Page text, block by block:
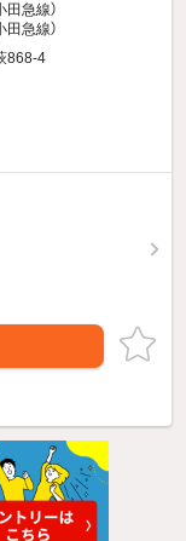
田急線）
田急線）
868-4